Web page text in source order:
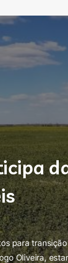
para
Oliveira,